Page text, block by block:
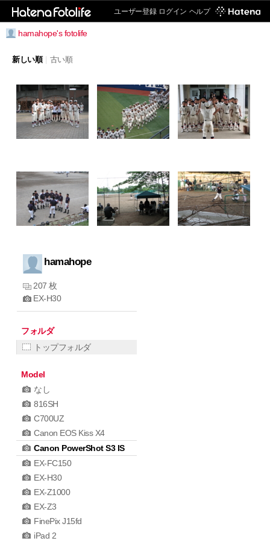
ユーザー登録 ログイン ヘルプ
hamahope's fotolife
新しい順 古い順
hamahope
207 枚
EX-H30
フォルダ
トップフォルダ
Model
なし
816SH
C700UZ
Canon EOS Kiss X4
Canon PowerShot S3 IS
EX-FC150
EX-H30
EX-Z1000
EX-Z3
FinePix J15fd
iPad 2